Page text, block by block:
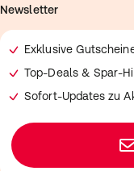
Newsletter
Exklusive
Top-Deals & Spar-
Sofort-Updates zu